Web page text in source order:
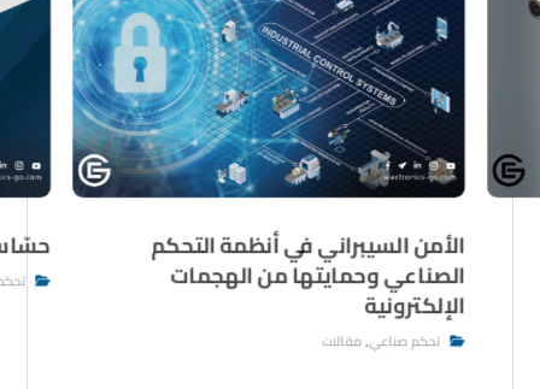
الأمن السيبراني في أنظمة التحكم
الصناعي وحمايتها من الهجمات
الإلكترونية
تحكم صناعي,مقالات